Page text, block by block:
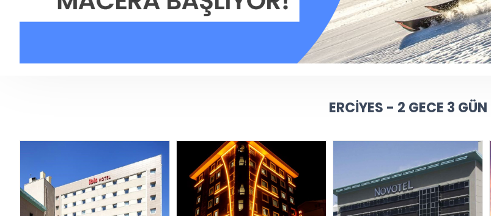
ERCIYES - 2 GECE 3 GÜN